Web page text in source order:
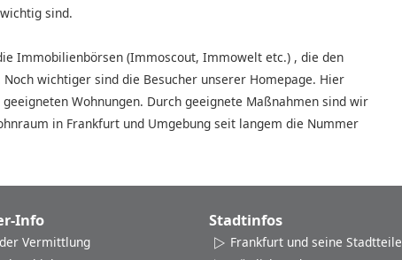
sind.
Immobilienbörsen (Immoscout, Immowelt etc.) , die den
wichtiger sind die Besucher unserer Homepage. Hier
Wohnungen. Durch geeignete Maßnahmen sind wir
in Frankfurt und Umgebung seit langem die Nummer
Info
Vermittlung
Stadtinfos
Frankfurt und seine Stadtteile